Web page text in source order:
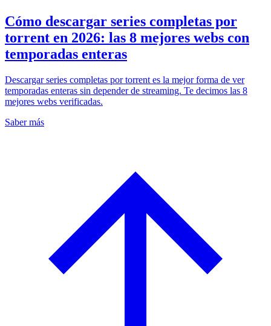
Cómo descargar series completas por
torrent en 2026: las 8 mejores webs con
temporadas enteras
Descargar series completas por torrent es la mejor forma de ver
temporadas enteras sin depender de streaming. Te decimos las 8
mejores webs verificadas.
Saber más